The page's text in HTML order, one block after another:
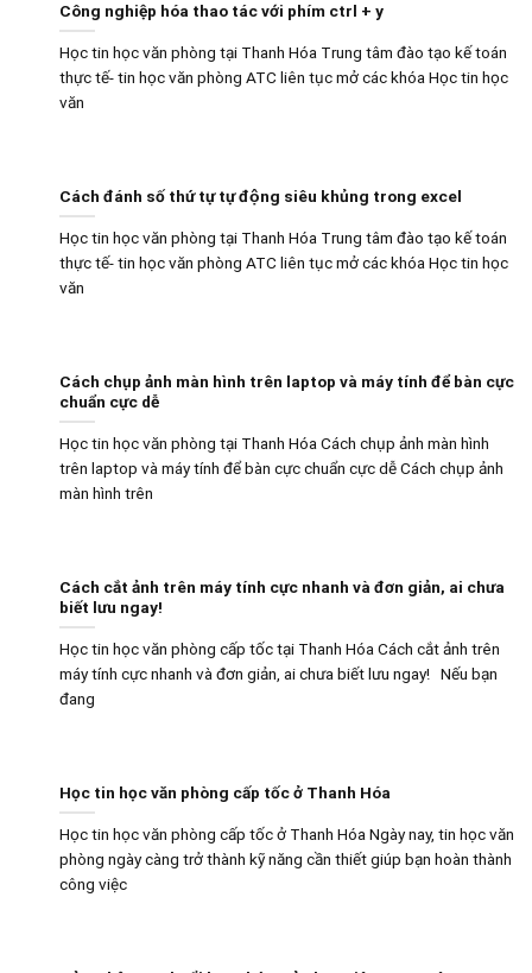
Công nghiệp hóa thao tác với phím ctrl + y
Học tin học văn phòng tại Thanh Hóa Trung tâm đào tạo kế toán
thực tế- tin học văn phòng ATC liên tục mở các khóa Học tin học
văn
Cách đánh số thứ tự tự động siêu khủng trong excel
Học tin học văn phòng tại Thanh Hóa Trung tâm đào tạo kế toán
thực tế- tin học văn phòng ATC liên tục mở các khóa Học tin học
văn
Cách chụp ảnh màn hình trên laptop và máy tính để bàn cực
chuẩn cực dễ
Học tin học văn phòng tại Thanh Hóa Cách chụp ảnh màn hình
trên laptop và máy tính để bàn cực chuẩn cực dễ Cách chụp ảnh
màn hình trên
Cách cắt ảnh trên máy tính cực nhanh và đơn giản, ai chưa
biết lưu ngay!
Học tin học văn phòng cấp tốc tại Thanh Hóa Cách cắt ảnh trên
máy tính cực nhanh và đơn giản, ai chưa biết lưu ngay! Nếu bạn
đang
Học tin học văn phòng cấp tốc ở Thanh Hóa
Học tin học văn phòng cấp tốc ở Thanh Hóa Ngày nay, tin học văn
phòng ngày càng trở thành kỹ năng cần thiết giúp bạn hoàn thành
công việc